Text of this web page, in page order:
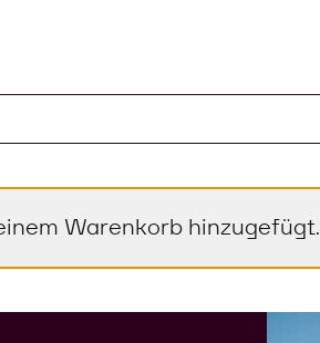
im Warenkorb
Warenkorb hinzugefügt.